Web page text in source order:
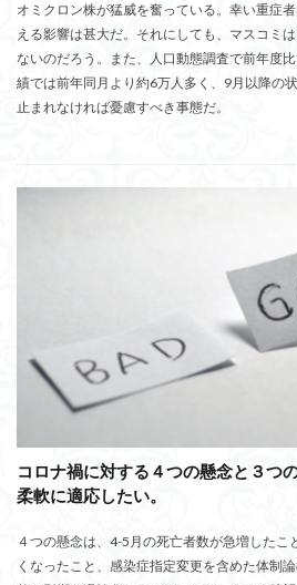
オミクロン株が猛威を奮っている。幸い重症
える影響は甚大だ。それにしても、マスコミ
ないのだろう。また、人口動態調査で前年度
績では前年同月より約6万人多く、9月以降の
止まれなければ憂慮すべき事態だ。
コロナ禍に対する４つの懸念と３つ
柔軟に適応したい。
４つの懸念は、4-5月の死亡者数が急増したこ
くなったこと、感染症指定変更を含めた体制